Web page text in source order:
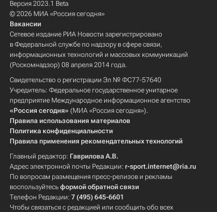
Версия 2023.1 Beta
© 2026 МИА «Россия сегодня»
Вакансии
Сетевое издание РИА Новости зарегистрировано
в Федеральной службе по надзору в сфере связи,
информационных технологий и массовых коммуникаций
(Роскомнадзор) 08 апреля 2014 года.
Свидетельство о регистрации Эл № ФС77-57640
Учредитель: Федеральное государственное унитарное
предприятие Международное информационное агентство
«Россия сегодня» (МИА «Россия сегодня»).
Правила использования материалов
Политика конфиденциальности
Правила применения рекомендательных технологий
Главный редактор: Гаврилова А.В.
Адрес электронной почты Редакции: r-sport.internet@ria.ru
По вопросам размещения пресс-релизов и рекламы
воспользуйтесьформой обратной связи
Телефон Редакции: 7 (495) 645-6601
Чтобы связаться с редакцией или сообщить обо всех